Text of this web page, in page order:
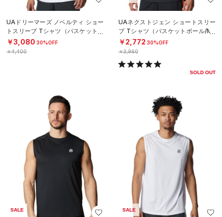
UAドリーマーズ ノベルティ ショー
トスリーブ Tシャツ（バスケットボ
ール/MEN）
￥3,080 30%OFF
￥4,400
UAネクストジェン ショートスリー
ブ Tシャツ（バスケットボール/ME
N）
￥2,772 30%OFF
￥3,960
SOLD OUT
SALE SALE